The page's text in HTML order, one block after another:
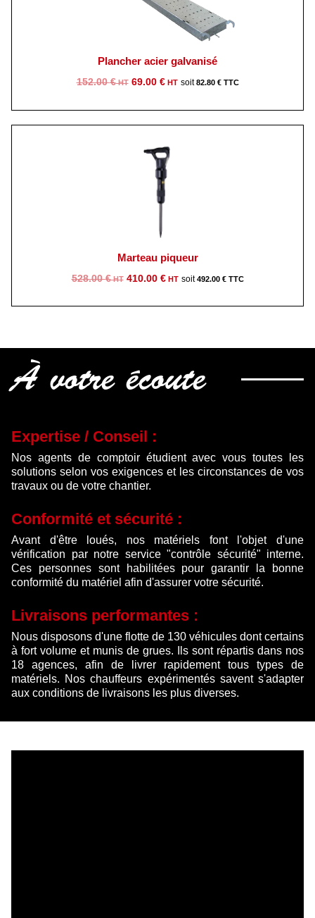
Plancher acier galvanisé
152.00€
Le
152.00 €.
69.00 €
Le
82.80 €
Marteau piqueur
528.00€
Le
410.00 €
Le
492.00 €
À votre écoute
Expertise / Conseil :
Nos agents de comptoir étudient avec vous toutes les
solutions selon vos exigences et les circonstances de vos
travaux ou de votre chantier.
Conformité et sécurité :
Avant d'être loués, nos matériels font l'objet d'une
vérification par notre service "contrôle sécurité" interne.
Ces personnes sont habilitées pour garantir la bonne
conformité du matériel afin d'assurer votre sécurité.
Livraisons performantes :
Nous disposons d'une flotte de 130 véhicules dont certains
à fort volume et munis de grues. Ils sont répartis dans nos
18 agences, afin de livrer rapidement tous types de
matériels. Nos chauffeurs expérimentés savent s'adapter
aux conditions de livraisons les plus diverses.